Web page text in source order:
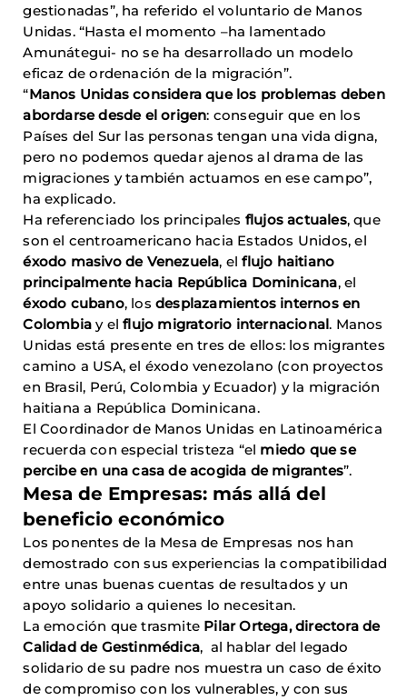
gestionadas”, ha referido el voluntario de Manos
Unidas. “Hasta el momento –ha lamentado
Amunátegui- no se ha desarrollado un modelo
eficaz de ordenación de la migración”.
“Manos Unidas considera que los problemas deben
abordarse desde el origen: conseguir que en los
Países del Sur las personas tengan una vida digna,
pero no podemos quedar ajenos al drama de las
migraciones y también actuamos en ese campo”,
ha explicado.
Ha referenciado los principales flujos actuales, que
son el centroamericano hacia Estados Unidos, el
éxodo masivo de Venezuela, el flujo haitiano
principalmente hacia República Dominicana, el
éxodo cubano, los desplazamientos internos en
Colombiay elflujo migratorio internacional. Manos
Unidas está presente en tres de ellos: los migrantes
camino a USA, el éxodo venezolano (con proyectos
en Brasil, Perú, Colombia y Ecuador) y la migración
haitiana a República Dominicana.
El Coordinador de Manos Unidas en Latinoamérica
recuerda con especial tristeza “el miedo que se
percibe en una casa de acogida de migrantes”.
Mesa de Empresas: más allá del
beneficio económico
Los ponentes de la Mesa de Empresas nos han
demostrado con sus experiencias la compatibilidad
entre unas buenas cuentas de resultados y un
apoyo solidario a quienes lo necesitan.
La emoción que trasmite Pilar Ortega, directora de
Calidad de Gestinmédica, al hablar del legado
solidario de su padre nos muestra un caso de éxito
de compromiso con los vulnerables, y con sus